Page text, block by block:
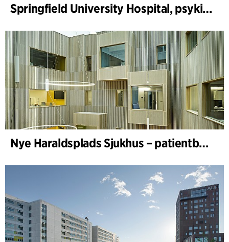
Springfield University Hospital, psykiatri
Nye Haraldsplads Sjukhus – patientbyggnad